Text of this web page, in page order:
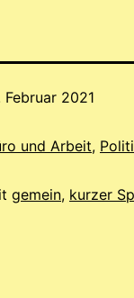
Februar 2021
und Arbeit,
gemein, kurzer